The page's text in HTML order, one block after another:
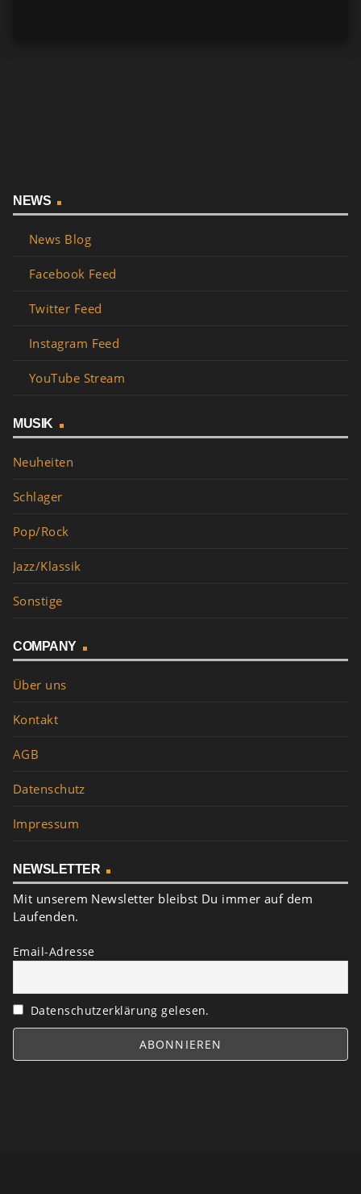
NEWS
News Blog
Facebook Feed
Twitter Feed
Instagram Feed
YouTube Stream
MUSIK
Neuheiten
Schlager
Pop/Rock
Jazz/Klassik
Sonstige
COMPANY
Über uns
Kontakt
AGB
Datenschutz
Impressum
NEWSLETTER
Mit unserem Newsletter bleibst Du immer auf dem
Laufenden.
Email-Adresse
Datenschutzerklärung gelesen.